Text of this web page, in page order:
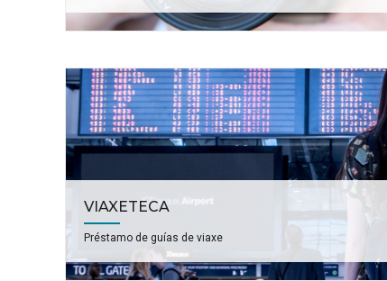
VIAXETECA
Préstamo de guías de viaxe